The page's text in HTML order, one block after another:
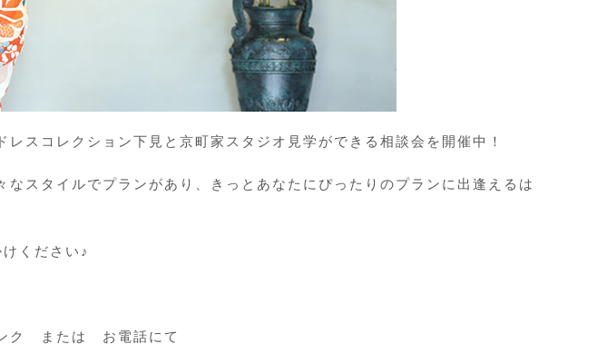
スコレクション下見と京町家スタジオ見学ができる相談会を開催中！
なスタイルでプランがあり、きっとあなたにぴったりのプランに出逢えるは
ください♪
ンク または お電話にて